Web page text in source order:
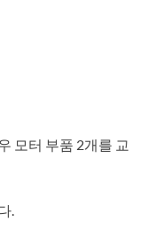
모터 부품 2개를 교
.